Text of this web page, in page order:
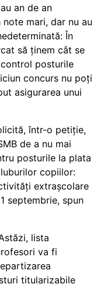
an de an
mari, dar nu au
În
să ținem cât se
posturile
concurs nu poți
asigurarea unui
într-o petiție,
de a nu mai
posturile la plata
copiilor:
extrașcolare
septembrie, spun
lista
va fi
titularizabile